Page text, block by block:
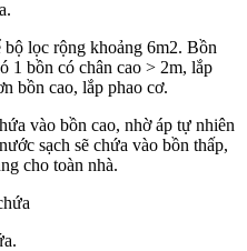
lọc rộng khoảng 6m2. Bồn
1 bồn có chân cao > 2m, lắp
bồn cao, lắp phao cơ.
vào bồn cao, nhờ áp tự nhiên
sạch sẽ chứa vào bồn thấp,
cho toàn nhà.